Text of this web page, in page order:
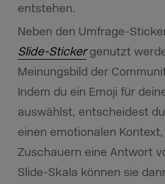
entstehen.
Neben den Umfrage-
Slide-Stickergenutzt
Meinungsbild der
Indem du ein Emoji für
auswählst, entscheidest
einen emotionalen
Zuschauern eine Antwort
Slide-Skala können sie